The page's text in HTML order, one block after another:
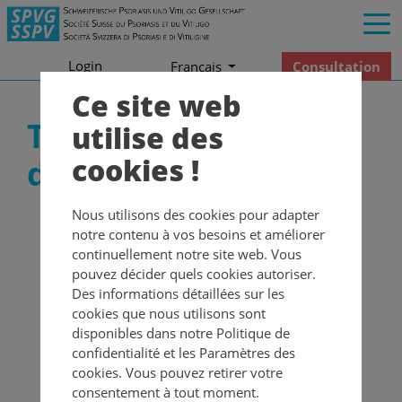
Login Francais Consultation
Témoignage
d'Adelheid Witzeling
«J’ai eu la grande chance de
chance de trouver un
médecin naturopathe»
Interview d’Adelheid Witzeling, responsable
régionale du groupe Psoriasis et Vitiligo de
Genève
Ce site web
utilise des
cookies !
Nous utilisons des cookies pour adapter
notre contenu à vos besoins et améliorer
continuellement notre site web. Vous
pouvez décider quels cookies autoriser.
Des informations détaillées sur les
cookies que nous utilisons sont
disponibles dans notre Politique de
confidentialité et les Paramètres des
cookies. Vous pouvez retirer votre
consentement à tout moment.